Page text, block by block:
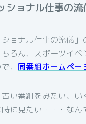
ショナル仕事の
ショナル仕事の流儀」
ろん、スポーツイ
、 同番組ホームペー
い番組をみたい、
に見たい・・・なん